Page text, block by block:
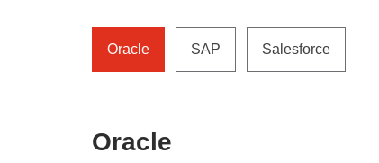
Oracle SAP Salesforce
Oracle